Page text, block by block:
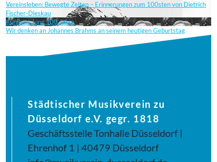
Vereinsleben: Bewegte Zeiten – Erinnerungen zum 100sten von Dietrich
Fischer-Dieskau
Kunibert Jung 100 Jahre
Wir denken an Johannes Brahms an seinem heutigen Geburtstag
Städtischer Musikverein zu
Düsseldorf e.V. gegr. 1818
Geschäftsstelle Tonhalle Düsseldorf |
Ehrenhof 1 | 40479 Düsseldorf